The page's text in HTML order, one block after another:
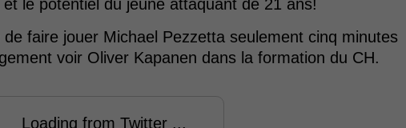
le potentiel du jeune attaquant de 21 ans!
faire jouer Michael Pezzetta seulement cinq minutes
voir Oliver Kapanen dans la formation du CH.
Loading from Twitter ...